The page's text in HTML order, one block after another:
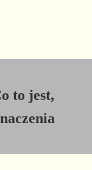
to jest,